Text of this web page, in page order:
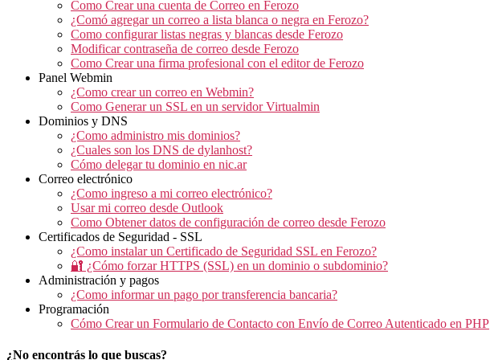
Como Crear una cuenta de Correo en Ferozo
¿Comó agregar un correo a lista blanca o negra en Ferozo?
Como configurar listas negras y blancas desde Ferozo
Modificar contraseña de correo desde Ferozo
Como Crear una firma profesional con el editor de Ferozo
Panel Webmin
¿Como crear un correo en Webmin?
Como Generar un SSL en un servidor Virtualmin
Dominios y DNS
¿Como administro mis dominios?
¿Cuales son los DNS de dylanhost?
Cómo delegar tu dominio en nic.ar
Correo electrónico
¿Como ingreso a mi correo electrónico?
Usar mi correo desde Outlook
Como Obtener datos de configuración de correo desde Ferozo
Certificados de Seguridad - SSL
¿Como instalar un Certificado de Seguridad SSL en Ferozo?
🔐 ¿Cómo forzar HTTPS (SSL) en un dominio o subdominio?
Administración y pagos
¿Como informar un pago por transferencia bancaria?
Programación
Cómo Crear un Formulario de Contacto con Envío de Correo Autenticado en PHP
¿No encontrás lo que buscas?